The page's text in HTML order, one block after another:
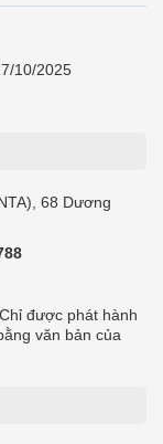
10/2025
68 Dương
được phát hành
văn bản của